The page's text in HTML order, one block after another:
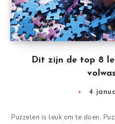
Dit zijn de top 8
4
Puzzelen is leuk om te doen.